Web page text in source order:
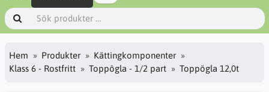
Hem Produkter
Kättingkomponenter
Klass 6 - Rostfritt
Toppögla - 1/2 part Toppögla 12,0t